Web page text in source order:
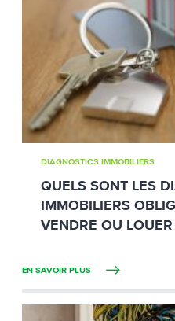
DIAGNOSTICS IMMOBILIERS
QUELS SONT LES
IMMOBILIERS
VENDRE OU LOUER
EN SAVOIR PLUS